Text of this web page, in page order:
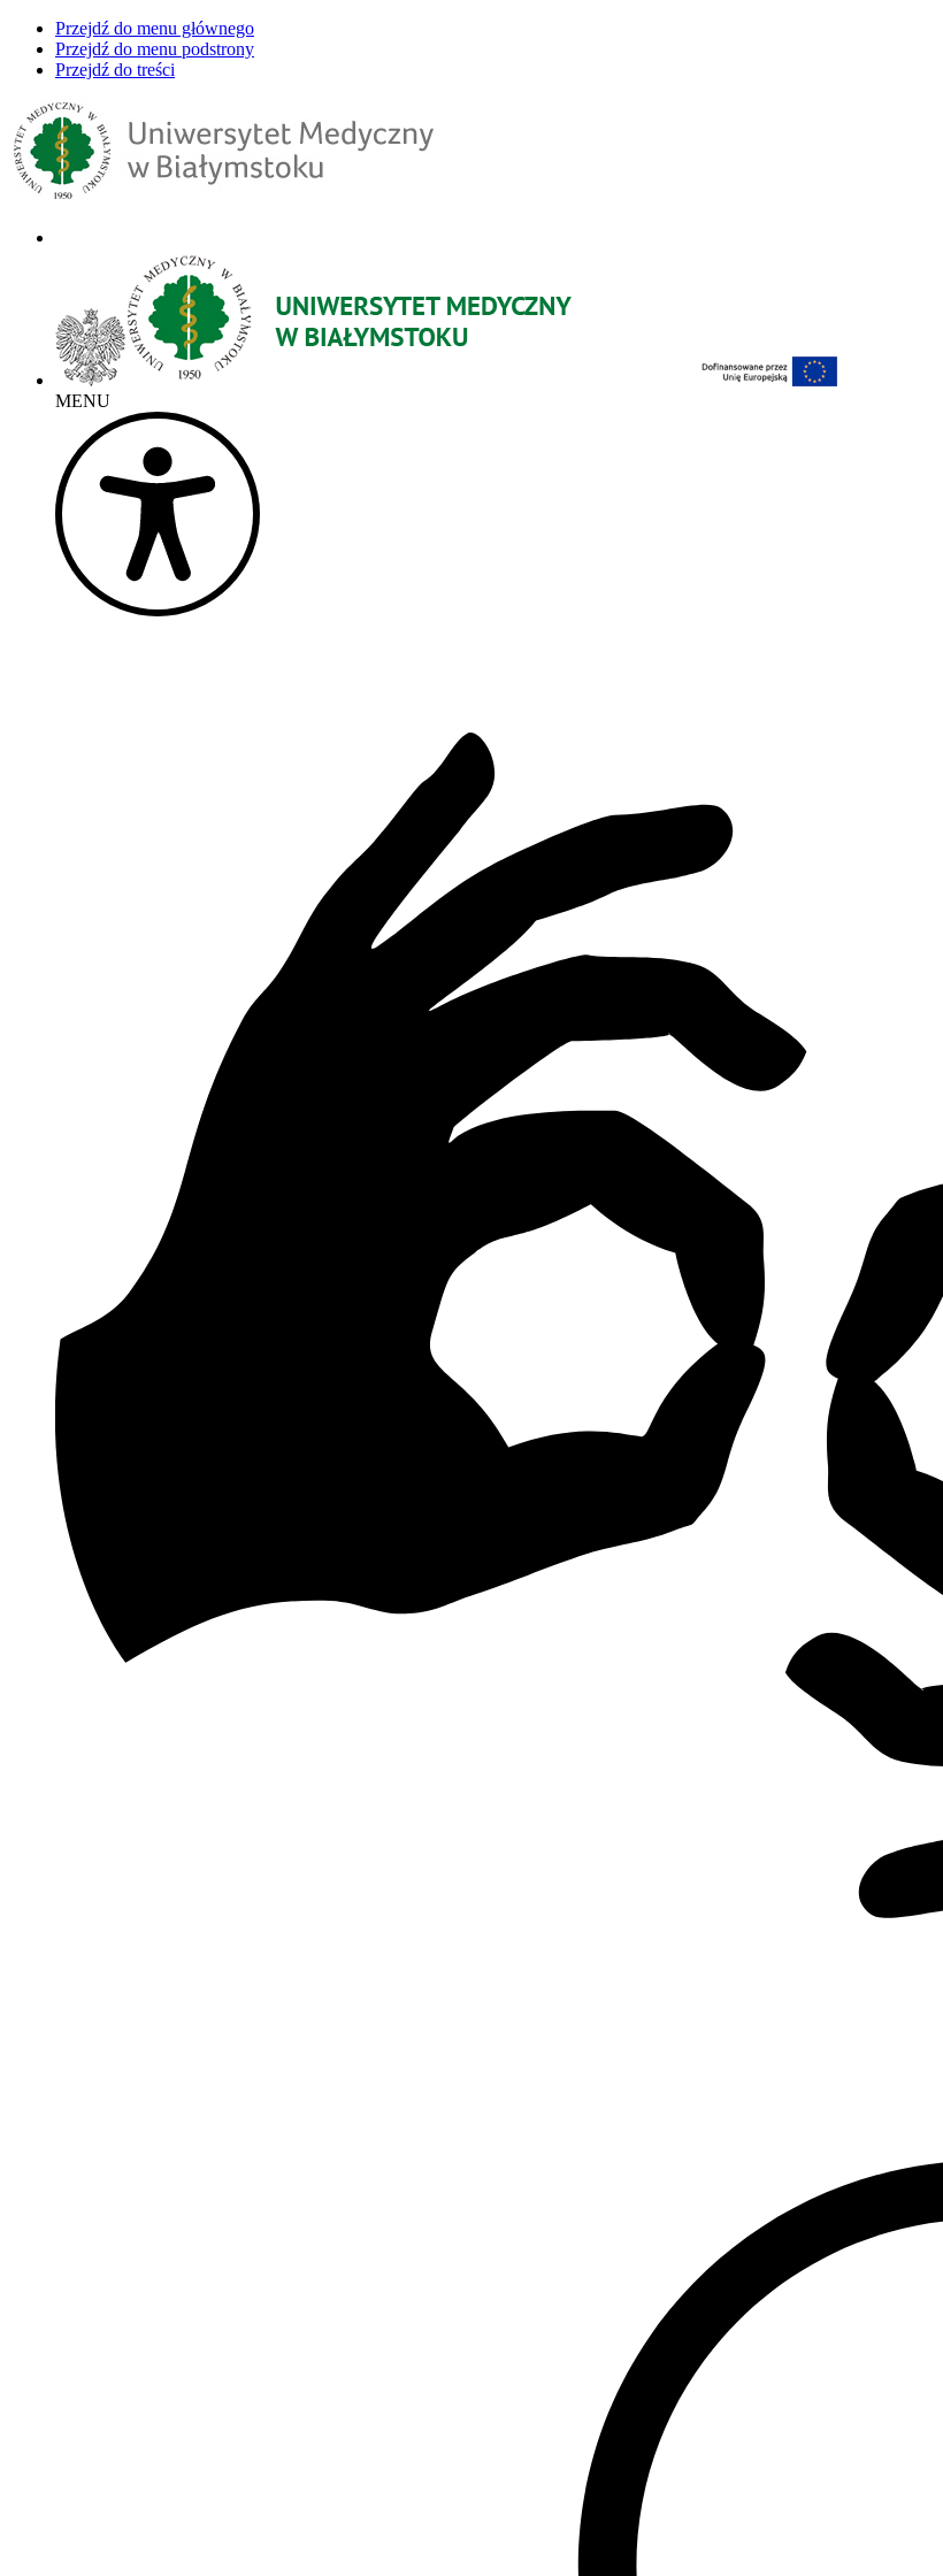
Przejdź do menu głównego
Przejdź do menu podstrony
Przejdź do treści
MENU